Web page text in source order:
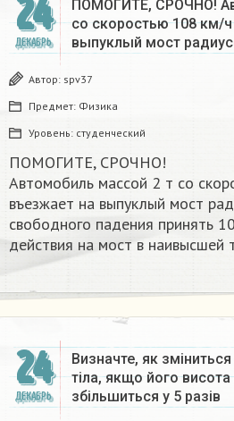
24
ДЕКАБРЬ
ПОМОГИТЕ, СРОЧНО!
со скоростью 108 км/
выпуклый мост
Автор: spv37
Предмет: Физика
Уровень: студенческий
ПОМОГИТЕ, СРОЧНО!
Автомобиль массой 2 т со
въезжает на выпуклый мост
свободного падения принять
действия на мост в наивысшей
24
ДЕКАБРЬ
Визначте, як
тіла, якщо його
збільшиться у 5 разів